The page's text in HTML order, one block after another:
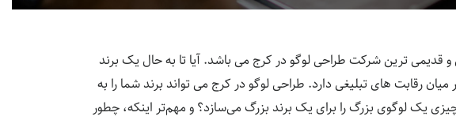
و قدیمی ترین شرکت طراحی لوگو در کرج می باشد. آیا تا به حال یک برند
میان رقابت های تبلیغی دارد. طراحی لوگو در کرج می تواند برند شما را به
یک لوگوی بزرگ را برای یک برند بزرگ می‌سازد؟ و مهم‌تر اینکه، چطور